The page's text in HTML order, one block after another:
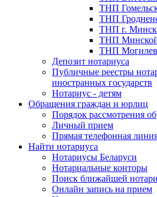
ТНП
ТНП
ТНП г.
ТНП Минской
ТНП
Депозит нотариуса
Публичные реестры
иностранных государств
Нотариус - детям
Обращения граждан и юрлиц
Порядок рассмотрения
Личный прием
Прямая телефонная
Найти нотариуса
Нотариусы Беларуси
Нотариальные конторы
Поиск ближайшей
Онлайн запись на прием